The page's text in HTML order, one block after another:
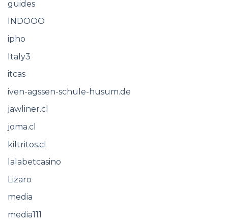
guides
INDOOO
ipho
Italy3
itcas
iven-agssen-schule-husum.de
jawliner.cl
joma.cl
kiltritos.cl
lalabetcasino
Lizaro
media
media111